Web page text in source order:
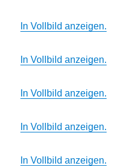
In Vollbild anzeigen.
In Vollbild anzeigen.
In Vollbild anzeigen.
In Vollbild anzeigen.
In Vollbild anzeigen.